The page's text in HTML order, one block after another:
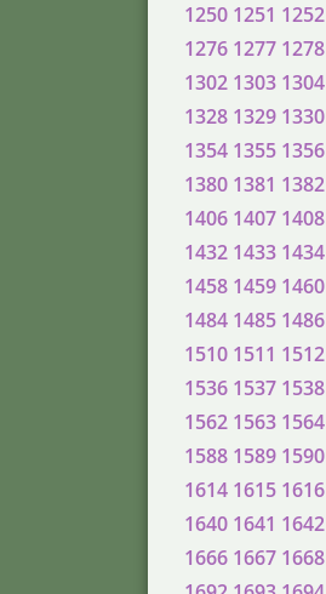
1250 1251 1252
1276 1277 1278
1302 1303 1304
1328 1329 1330
1354 1355 1356
1380 1381 1382
1406 1407 1408
1432 1433 1434
1458 1459 1460
1484 1485 1486
1510 1511 1512
1536 1537 1538
1562 1563 1564
1588 1589 1590
1614 1615 1616
1640 1641 1642
1666 1667 1668